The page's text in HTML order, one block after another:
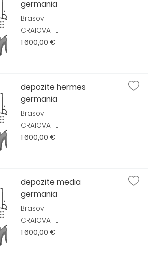
germania
Brasov
CRAIOVA -...
1 600,00 €
depozite hermes
germania
Brasov
CRAIOVA -...
1 600,00 €
depozite media
germania
Brasov
CRAIOVA -...
1 600,00 €